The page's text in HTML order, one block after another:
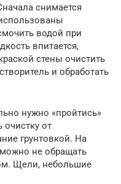
снимается
водой при
впитается,
стены очистить
и обработать
нужно «пройтись»
от
грунтовкой. На
не обращать
Щели, небольшие